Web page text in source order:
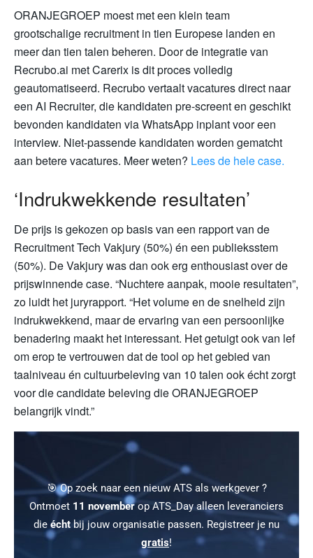
ORANJEGROEP moest met een klein team
grootschalige recruitment in tien Europese landen en
meer dan tien talen beheren. Door de integratie van
Recrubo.ai met Carerix is dit proces volledig
geautomatiseerd. Recrubo vertaalt vacatures direct naar
een AI Recruiter, die kandidaten pre-screent en geschikt
bevonden kandidaten via WhatsApp inplant voor een
interview. Niet-passende kandidaten worden gematcht
aan betere vacatures. Meer weten? Lees de hele case.
‘Indrukwekkende resultaten’
De prijs is gekozen op basis van een rapport van de
Recruitment Tech Vakjury (50%) én een publieksstem
(50%). De Vakjury was dan ook erg enthousiast over de
prijswinnende case. “Nuchtere aanpak, mooie resultaten”,
zo luidt het juryrapport. “Het volume en de snelheid zijn
indrukwekkend, maar de ervaring van een persoonlijke
benadering maakt het interessant. Het getuigt ook van lef
om erop te vertrouwen dat de tool op het gebied van
taalniveau én cultuurbeleving van 10 talen ook écht zorgt
voor die candidate beleving die ORANJEGROEP
belangrijk vindt.”
🎯 Op zoek naar een nieuw ATS als werkgever ?
Ontmoet 11 novemberop ATS_Day alleen leveranciers
die écht bij jouw organisatie passen. Registreer je nu
gratis!